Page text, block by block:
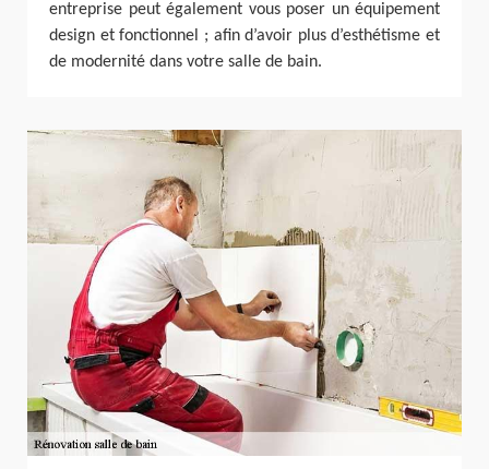
entreprise peut également vous poser un équipement
design et fonctionnel ; afin d’avoir plus d’esthétisme et
de modernité dans votre salle de bain.